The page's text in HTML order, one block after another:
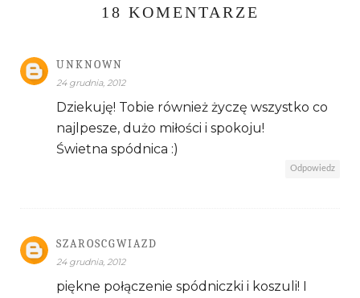
18 KOMENTARZE
UNKNOWN
24 grudnia, 2012
Dziekuję! Tobie również życzę wszystko co
najlpesze, dużo miłości i spokoju!
Świetna spódnica :)
Odpowiedz
SZAROSCGWIAZD
24 grudnia, 2012
piękne połączenie spódniczki i koszuli! I